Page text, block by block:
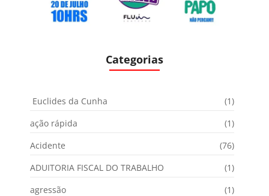
Categorias
Euclides da Cunha
(1)
ação rápida
(1)
Acidente
(76)
ADUITORIA FISCAL DO TRABALHO
(1)
agressão
(1)